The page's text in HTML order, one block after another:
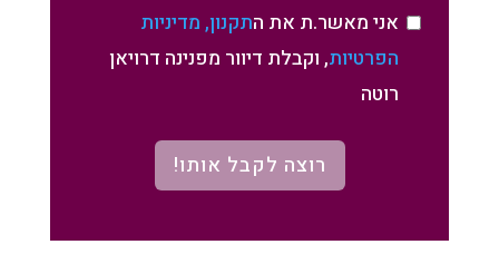
אני מאשר.ת את התקנון, מדיניות
הפרטיות, וקבלת דיוור מפנינה דרויאן
רוטה
רוצה לקבל אותו!